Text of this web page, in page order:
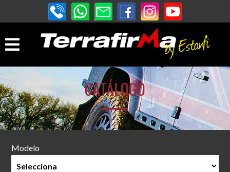
CATÁLOGO
Modelo